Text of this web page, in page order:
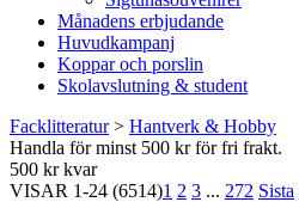
Månadens erbjudande
Huvudkampanj
Koppar och porslin
Skolavslutning & student
Facklitteratur> Hantverk & Hobby
Handla för minst 500 kr för fri frakt.
500 kr kvar
VISAR 1-24 (6514)1 2 3 ... 272 Sista